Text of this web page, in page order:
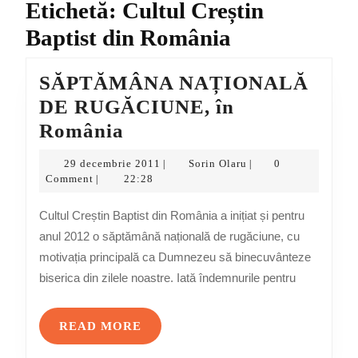
Etichetă: Cultul Creștin
Baptist din România
SĂPTĂMÂNA NAȚIONALĂ
DE RUGĂCIUNE, în
România
DE
în
România
29 decembrie 2011 29
Sorin Olaru Sorin
0
Comment
22:28
Cultul Creștin Baptist din România a inițiat și pentru
anul 2012 o săptămână națională de rugăciune, cu
motivația principală ca Dumnezeu să binecuvânteze
biserica din zilele noastre. Iată îndemnurile pentru
READ MORE READ
MORE